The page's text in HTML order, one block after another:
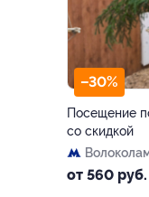
–30%
Посещение
со скидкой
от 560 руб.